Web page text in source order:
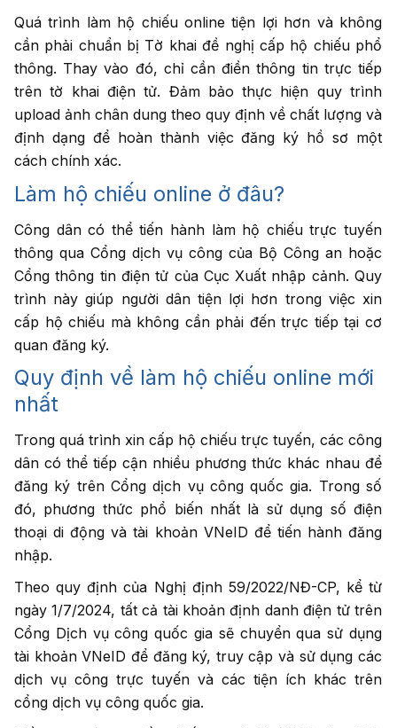
Quá trình làm hộ chiếu online tiện lợi hơn và không
cần phải chuẩn bị Tờ khai đề nghị cấp hộ chiếu phổ
thông. Thay vào đó, chỉ cần điền thông tin trực tiếp
trên tờ khai điện tử. Đảm bảo thực hiện quy trình
upload ảnh chân dung theo quy định về chất lượng và
định dạng để hoàn thành việc đăng ký hồ sơ một
cách chính xác.
Làm hộ chiếu online ở đâu?
Công dân có thể tiến hành làm hộ chiếu trực tuyến
thông qua Cổng dịch vụ công của Bộ Công an hoặc
Cổng thông tin điện tử của Cục Xuất nhập cảnh. Quy
trình này giúp người dân tiện lợi hơn trong việc xin
cấp hộ chiếu mà không cần phải đến trực tiếp tại cơ
quan đăng ký.
Quy định về làm hộ chiếu online mới
nhất
Trong quá trình xin cấp hộ chiếu trực tuyến, các công
dân có thể tiếp cận nhiều phương thức khác nhau để
đăng ký trên Cổng dịch vụ công quốc gia. Trong số
đó, phương thức phổ biến nhất là sử dụng số điện
thoại di động và tài khoản VNeID để tiến hành đăng
nhập.
Theo quy định của Nghị định 59/2022/NĐ-CP, kể từ
ngày 1/7/2024, tất cả tài khoản định danh điện tử trên
Cổng Dịch vụ công quốc gia sẽ chuyển qua sử dụng
tài khoản VNeID để đăng ký, truy cập và sử dụng các
dịch vụ công trực tuyến và các tiện ích khác trên
cổng dịch vụ công quốc gia.